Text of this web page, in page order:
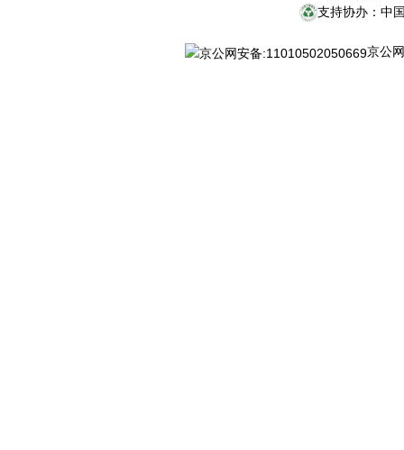
支持协办：中
京公